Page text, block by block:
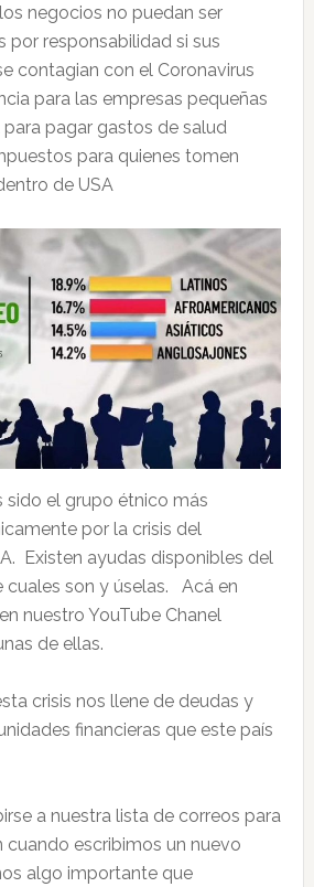
negocios no puedan ser
por responsabilidad si sus
contagian con el Coronavirus
para las empresas pequeñas
para pagar gastos de salud
para quienes tomen
de USA
sido el grupo étnico más
por la crisis del
Existen ayudas disponibles del
cuales son y úselas. Acá en
nuestro YouTube Chanel
de ellas.
crisis nos llene de deudas y
financieras que este país
a nuestra lista de correos para
cuando escribimos un nuevo
algo importante que